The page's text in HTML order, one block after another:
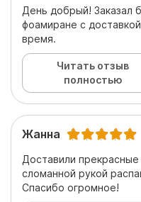
День добрый! Заказал
фоамиране с
время.
Читать отзыв
полностью
Жанна
Доставили
сломанной рукой
Спасибо огромное!